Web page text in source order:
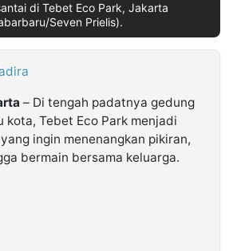
di Tebet Eco Park, Jakarta
Seven Prielis).
– Di tengah padatnya gedung
kota, Tebet Eco Park menjadi
ingin menenangkan pikiran,
bermain bersama keluarga.